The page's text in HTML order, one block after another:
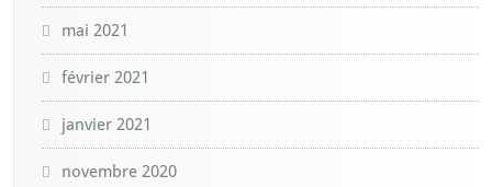
mai 2021
février 2021
janvier 2021
novembre 2020